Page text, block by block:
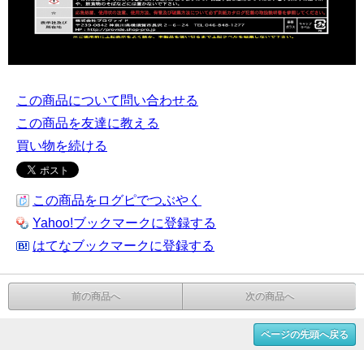
この商品について問い合わせる
この商品を友達に教える
買い物を続ける
この商品をログピでつぶやく
Yahoo!ブックマークに登録する
はてなブックマークに登録する
前の商品へ 次の商品へ
ページの先頭へ戻る